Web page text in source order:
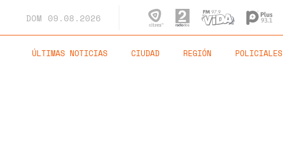
DOM 09.08.2026
ÚLTIMAS NOTICIAS CIUDAD REGIÓN POLICIALES